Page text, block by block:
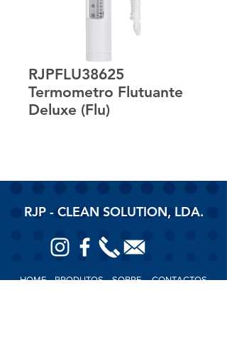
RJPFLU38625
Termometro Flutuante
Deluxe (Flu)
RJP - CLEAN SOLUTION, LDA.
HOMEPRODUTOSSOBRE CONTACTOS